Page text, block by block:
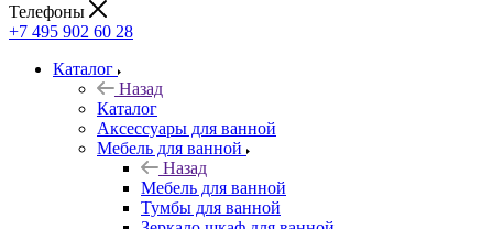
Телефоны
+7 495 902 60 28
Каталог
Назад
Каталог
Аксессуары для ванной
Мебель для ванной
Назад
Мебель для ванной
Тумбы для ванной